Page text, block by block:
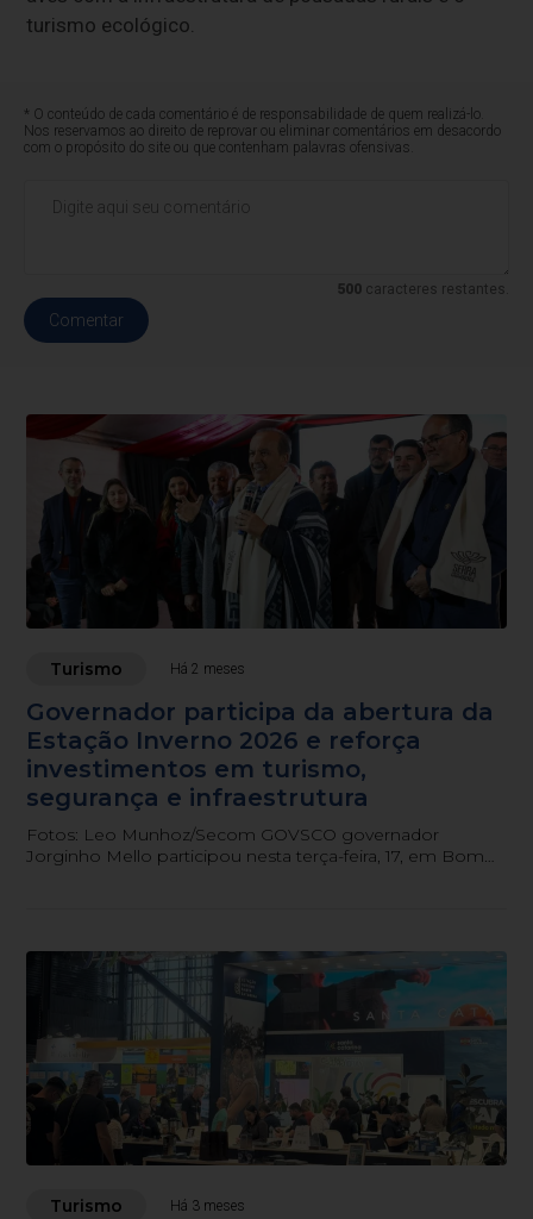
turismo ecológico.
* O conteúdo de cada comentário é de responsabilidade de quem realizá-lo.
Nos reservamos ao direito de reprovar ou eliminar comentários em desacordo
com o propósito do site ou que contenham palavras ofensivas.
500caracteres restantes.
Comentar
Turismo Há 2 meses
Governador participa da abertura da
Estação Inverno 2026 e reforça
investimentos em turismo,
segurança e infraestrutura
Fotos: Leo Munhoz/Secom GOVSCO governador
Jorginho Mello participou nesta terça-feira, 17, em Bom
Turismo Há 3 meses